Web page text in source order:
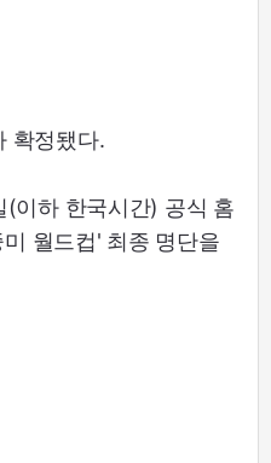
확정됐다.
(이하 한국시간) 공식 홈
월드컵' 최종 명단을